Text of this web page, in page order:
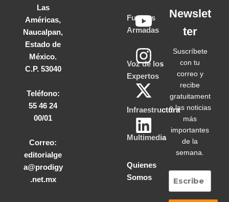
Las
Américas,
Naucalpan,
Estado de
México.
C.P. 53040
Teléfono:
55 46 24
00/01
Correo:
editorialge
a@prodigy
.net.mx
Fuerzas
Armadas
Voz de los
Expertos
Infraestructura
Multimedia
Quienes
Somos
Newslet
ter
Suscríbete
con tu
correo y
recibe
gratuitament
e las noticias
más
importantes
de la
semana.